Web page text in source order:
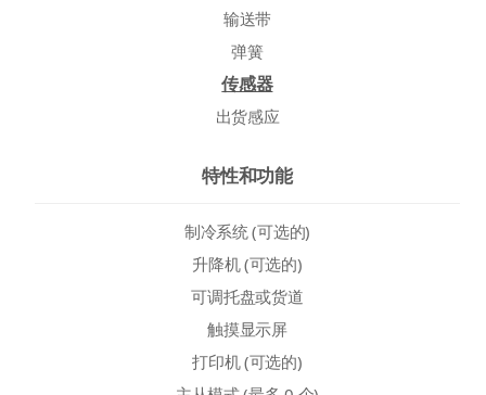
输送带
弹簧
传感器
出货感应
特性和功能
制冷系统 (可选的)
升降机 (可选的)
可调托盘或货道
触摸显示屏
打印机 (可选的)